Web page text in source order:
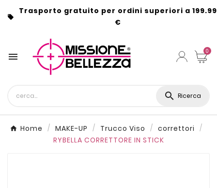

Trasporto gratuito per ordini superiori a 199.99
€
 0
 Ricerca
Home MAKE-UP Trucco Viso
correttori
RYBELLA CORRETTORE IN STICK